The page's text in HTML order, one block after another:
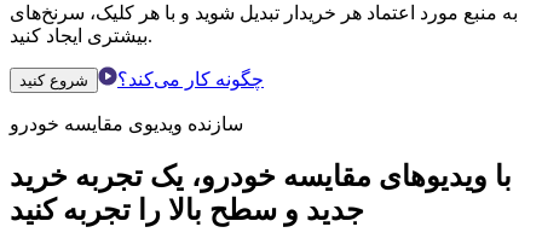
به منبع مورد اعتماد هر خریدار تبدیل شوید و با هر کلیک، سرنخ‌های
بیشتری ایجاد کنید.
شروع کنید چگونه کار می‌کند؟
سازنده ویدیوی مقایسه خودرو
با ویدیوهای مقایسه خودرو، یک تجربه خرید
جدید و سطح بالا را تجربه کنید